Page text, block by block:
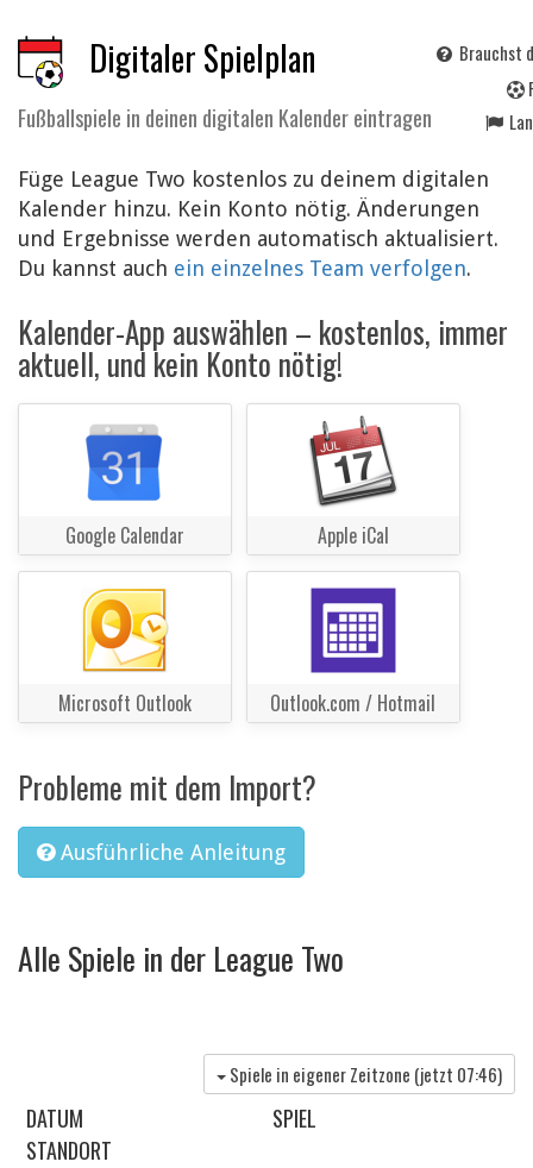
Digitaler Spielplan
Fußballspiele in deinen digitalen Kalender eintragen
Brauchst
Füge League Two kostenlos zu deinem digitalen
Kalender hinzu. Kein Konto nötig. Änderungen
und Ergebnisse werden automatisch aktualisiert.
Du kannst auch ein einzelnes Team verfolgen.
Kalender-App auswählen – kostenlos, immer
aktuell, und kein Konto nötig!
Google Calendar Apple iCal
Microsoft Outlook Outlook.com / Hotmail
Probleme mit dem Import?
Ausführliche Anleitung
Alle Spiele in der League Two
Spiele in eigener Zeitzone (jetzt 07:46)
DATUM
SPIEL
STANDORT